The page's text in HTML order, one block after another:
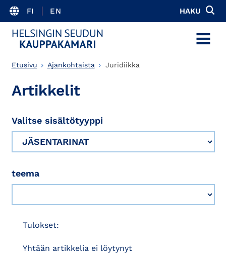
FI EN HAKU
MENU
Etusivu Ajankohtaista Juridiikka
Artikkelit
Valitse sisältötyyppi
teema
Tulokset:
Yhtään artikkelia ei löytynyt